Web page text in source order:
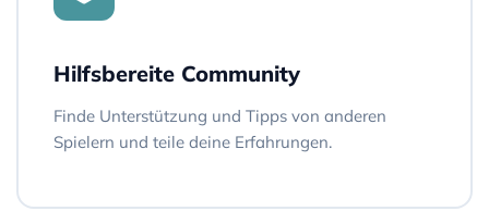
Hilfsbereite Community
Finde Unterstützung und Tipps von anderen
Spielern und teile deine Erfahrungen.